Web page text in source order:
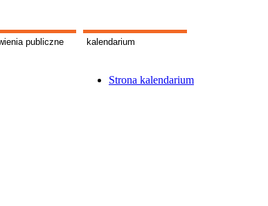
publiczne kalendarium
Strona kalendarium